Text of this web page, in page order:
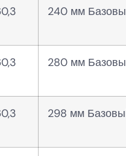
240 мм
280 мм
298 мм